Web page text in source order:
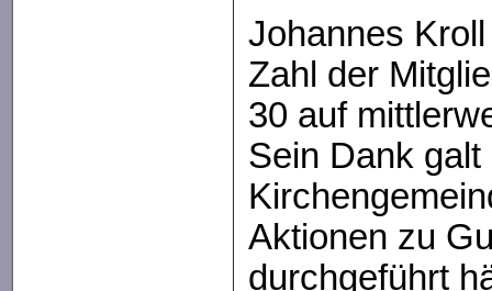
Johannes
Zahl der
30 auf
Sein Dank
Aktionen zu
durchgeführt